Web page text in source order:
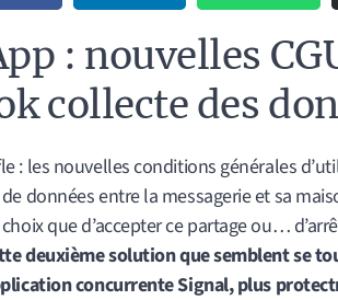
: nouvelles
collecte des
: les nouvelles conditions générales
données entre la messagerie et sa
que d’accepter ce partage ou…
deuxième solution que semblent se
concurrente Signal, plus